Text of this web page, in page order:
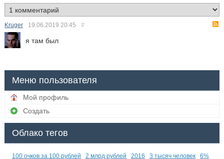
Kruger 19.06.2019 20:45 #
я там был
Меню пользователя
Мой профиль
Создать
Облако тегов
100 очков за 100 рублей 2 млрд рублей 2016 3 тысяч человек 6%